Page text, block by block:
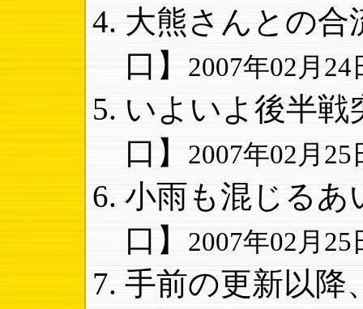
大熊さんとの合
口】
2007年02月24
いよいよ後半戦
口】
2007年02月25
小雨も混じるあ
口】
2007年02月25
手前の更新以降